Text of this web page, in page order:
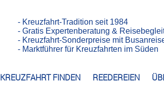
KREUZFAHRT FINDEN REEDEREIEN
- Kreuzfahrt-Tradition seit 1984
- Gratis Expertenberatung &
- Kreuzfahrt-Sonderpreise mit
- Marktführer für Kreuzfahrten im Süden